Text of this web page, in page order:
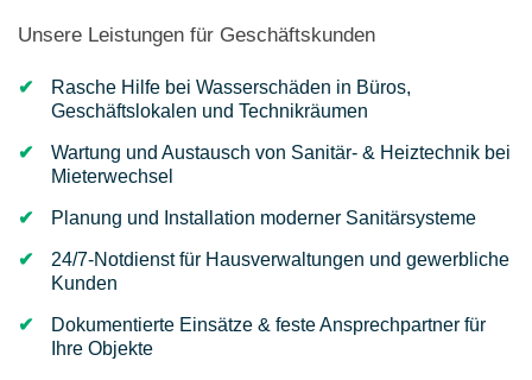
Unsere Leistungen für Geschäftskunden
Rasche Hilfe bei Wasserschäden in Büros,
Geschäftslokalen und Technikräumen
Wartung und Austausch von Sanitär- & Heiztechnik bei
Mieterwechsel
Planung und Installation moderner Sanitärsysteme
24/7-Notdienst für Hausverwaltungen und gewerbliche
Kunden
Dokumentierte Einsätze & feste Ansprechpartner für
Ihre Objekte